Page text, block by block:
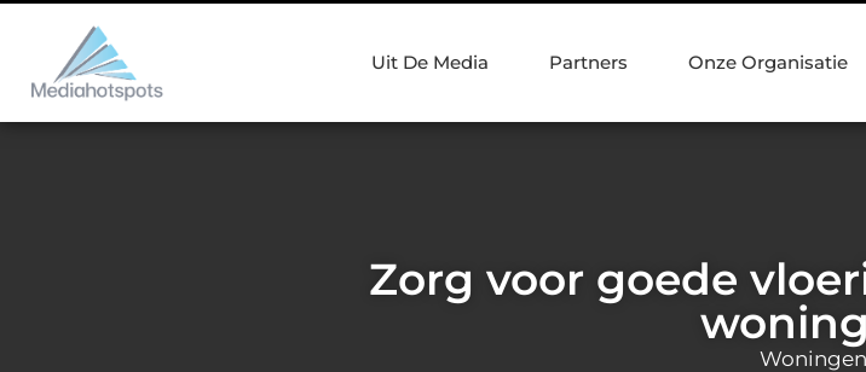
Uit De Media Partners Onze Organisatie
Zorg voor goede
Woningen